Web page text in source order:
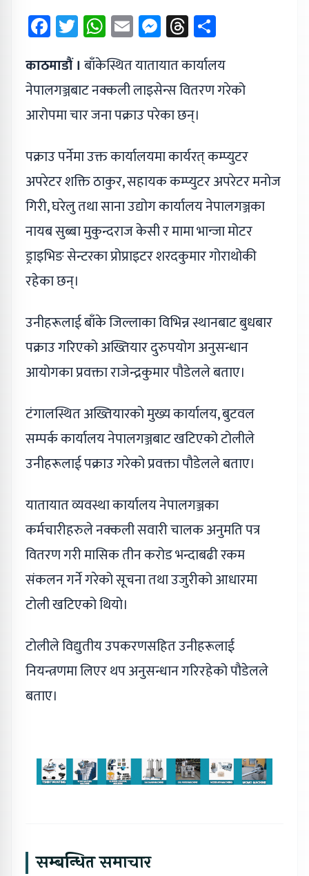
Facebook
Twitter
WhatsApp
EmailMessenger
Threads
काठमाडौं । बाँकेस्थित यातायात कार्यालय
नेपालगञ्जबाट नक्कली लाइसेन्स वितरण गरेको
आरोपमा चार जना पक्राउ परेका छन्।
पक्राउ पर्नेमा उक्त कार्यालयमा कार्यरत् कम्प्युटर
अपरेटर शक्ति ठाकुर, सहायक कम्प्युटर अपरेटर मनोज
गिरी, घरेलु तथा साना उद्योग कार्यालय नेपालगञ्जका
नायब सुब्बा मुकुन्दराज केसी र मामा भान्जा मोटर
ड्राइभिङ सेन्टरका प्रोप्राइटर शरदकुमार गोराथोकी
रहेका छन्।
उनीहरूलाई बाँके जिल्लाका विभिन्न स्थानबाट बुधबार
पक्राउ गरिएको अख्तियार दुरुपयोग अनुसन्धान
आयोगका प्रवक्ता राजेन्द्रकुमार पौडेलले बताए।
टंगालस्थित अख्तियारको मुख्य कार्यालय, बुटवल
सम्पर्क कार्यालय नेपालगञ्जबाट खटिएको टोलीले
उनीहरूलाई पक्राउ गरेको प्रवक्ता पौडेलले बताए।
यातायात व्यवस्था कार्यालय नेपालगञ्जका
कर्मचारीहरुले नक्कली सवारी चालक अनुमति पत्र
वितरण गरी मासिक तीन करोड भन्दाबढी रकम
संकलन गर्ने गरेको सूचना तथा उजुरीको आधारमा
टोली खटिएको थियो।
टोलीले विद्युतीय उपकरणसहित उनीहरूलाई
नियन्त्रणमा लिएर थप अनुसन्धान गरिरहेको पौडेलले
बताए।
सम्बन्धित समाचार